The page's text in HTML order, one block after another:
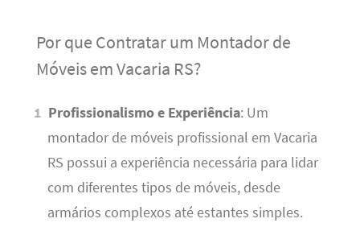
Por que Contratar um Montador de
Móveis em Vacaria RS?
Profissionalismo e Experiência: Um
montador de móveis profissional em Vacaria
RS possui a experiência necessária para lidar
com diferentes tipos de móveis, desde
armários complexos até estantes simples.